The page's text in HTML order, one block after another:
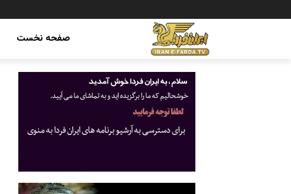
صفحه نخست